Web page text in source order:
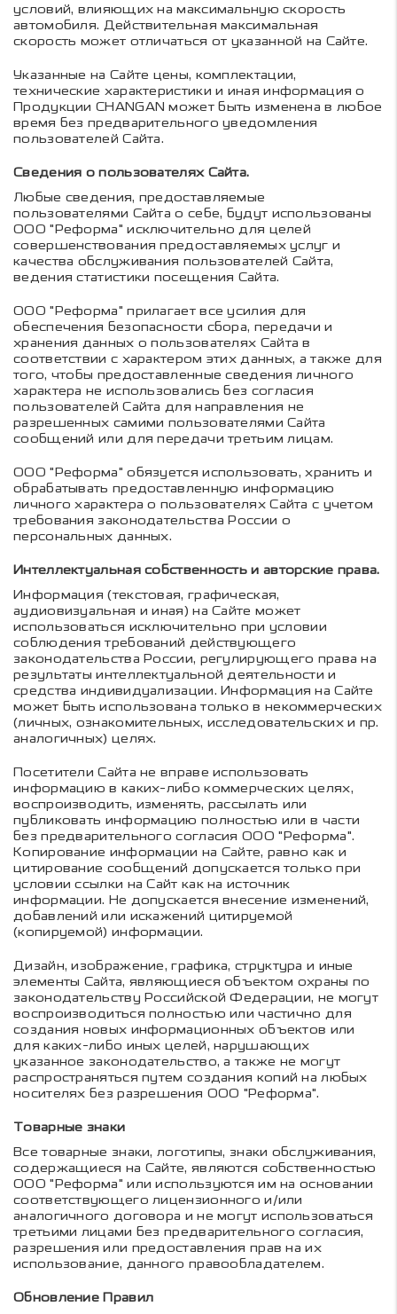
условий, влияющих на максимальную скорость
автомобиля. Действительная максимальная
скорость может отличаться от указанной на Сайте.
Указанные на Сайте цены, комплектации,
технические характеристики и иная информация о
Продукции CHANGAN может быть изменена в любое
время без предварительного уведомления
пользователей Сайта.
Сведения о пользователях Сайта.
Любые сведения, предоставляемые
пользователями Сайта о себе, будут использованы
ООО "Реформа" исключительно для целей
совершенствования предоставляемых услуг и
качества обслуживания пользователей Сайта,
ведения статистики посещения Сайта.
ООО "Реформа" прилагает все усилия для
обеспечения безопасности сбора, передачи и
хранения данных о пользователях Сайта в
соответствии с характером этих данных, а также для
того, чтобы предоставленные сведения личного
характера не использовались без согласия
пользователей Сайта для направления не
разрешенных самими пользователями Сайта
сообщений или для передачи третьим лицам.
ООО "Реформа" обязуется использовать, хранить и
обрабатывать предоставленную информацию
личного характера о пользователях Сайта с учетом
требования законодательства России о
персональных данных.
Интеллектуальная собственность и авторские права.
Информация (текстовая, графическая,
аудиовизуальная и иная) на Сайте может
использоваться исключительно при условии
соблюдения требований действующего
законодательства России, регулирующего права на
результаты интеллектуальной деятельности и
средства индивидуализации. Информация на Сайте
может быть использована только в некоммерческих
(личных, ознакомительных, исследовательских и пр.
аналогичных) целях.
Посетители Сайта не вправе использовать
информацию в каких-либо коммерческих целях,
воспроизводить, изменять, рассылать или
публиковать информацию полностью или в части
без предварительного согласия ООО "Реформа".
Копирование информации на Сайте, равно как и
цитирование сообщений допускается только при
условии ссылки на Сайт как на источник
информации. Не допускается внесение изменений,
добавлений или искажений цитируемой
(копируемой) информации.
Дизайн, изображение, графика, структура и иные
элементы Сайта, являющиеся объектом охраны по
законодательству Российской Федерации, не могут
воспроизводиться полностью или частично для
создания новых информационных объектов или
для каких-либо иных целей, нарушающих
указанное законодательство, а также не могут
распространяться путем создания копий на любых
носителях без разрешения ООО "Реформа".
Товарные знаки
Все товарные знаки, логотипы, знаки обслуживания,
содержащиеся на Сайте, являются собственностью
ООО "Реформа" или используются им на основании
соответствующего лицензионного и/или
аналогичного договора и не могут использоваться
третьими лицами без предварительного согласия,
разрешения или предоставления прав на их
использование, данного правообладателем.
Обновление Правил